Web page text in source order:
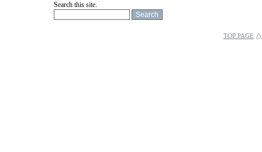
Search this site.
TOP PAGE △